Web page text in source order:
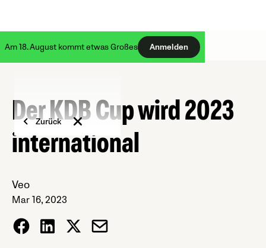
Am 18. August kommt etwas Großes Anmelden
Zurück
Der KDB Cup wird 2023
international
Veo
Mar 16, 2023